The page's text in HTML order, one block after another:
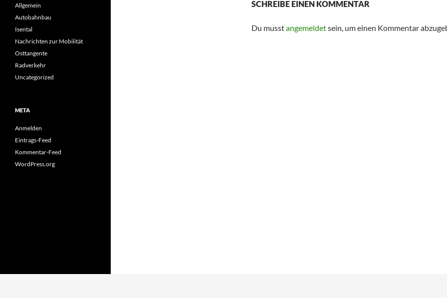
SCHREIBE EINEN KOMMENTAR
Du musstangemeldetsein, um einen Kommentar
Allgemein
Autobahnbau
Isental
Nachrichten zur Mobilität
Osttangente
Radverkehr
Uncategorized
META
Anmelden
Eintrags-Feed
Kommentar-Feed
WordPress.org